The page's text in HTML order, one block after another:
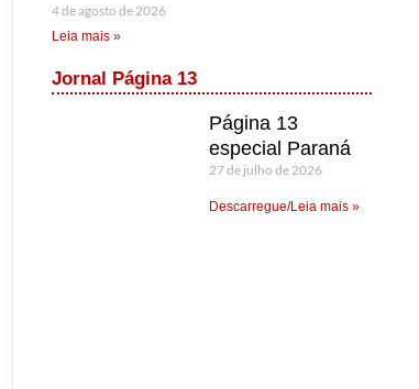
4 de agosto de 2026
Leia mais »
Jornal Página 13
Página 13
especial Paraná
27 de julho de 2026
Descarregue/Leia mais »